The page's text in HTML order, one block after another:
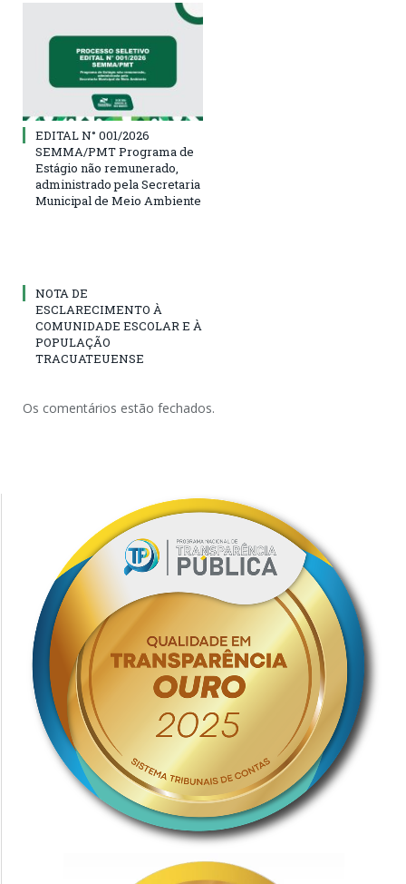
EDITAL N° 001/2026
SEMMA/PMT Programa de
Estágio não remunerado,
administrado pela Secretaria
Municipal de Meio Ambiente
NOTA DE
ESCLARECIMENTO À
COMUNIDADE ESCOLAR E À
POPULAÇÃO
TRACUATEUENSE
Os comentários estão fechados.